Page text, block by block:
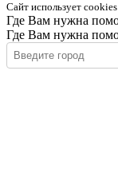
Сайт использует cookies
Где Вам нужна
Где Вам нужна